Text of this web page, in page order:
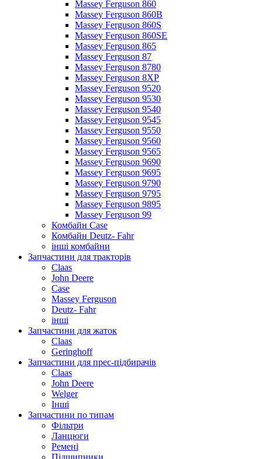
Massey Ferguson 860
Massey Ferguson 860B
Massey Ferguson 860S
Massey Ferguson 860SE
Massey Ferguson 865
Massey Ferguson 87
Massey Ferguson 8780
Massey Ferguson 8XP
Massey Ferguson 9520
Massey Ferguson 9530
Massey Ferguson 9540
Massey Ferguson 9545
Massey Ferguson 9550
Massey Ferguson 9560
Massey Ferguson 9565
Massey Ferguson 9690
Massey Ferguson 9695
Massey Ferguson 9790
Massey Ferguson 9795
Massey Ferguson 9895
Massey Ferguson 99
Комбайн Case
Комбайн Deutz- Fahr
інші комбайни
Запчастини для тракторів
Claas
John Deere
Case
Massey Ferguson
Deutz- Fahr
інші
Запчастини для жаток
Claas
Geringhoff
Запчастини для прес-підбирачів
Claas
John Deere
Welger
Інші
Запчастини по типам
Фільтри
Ланцюги
Ремені
Підшипники